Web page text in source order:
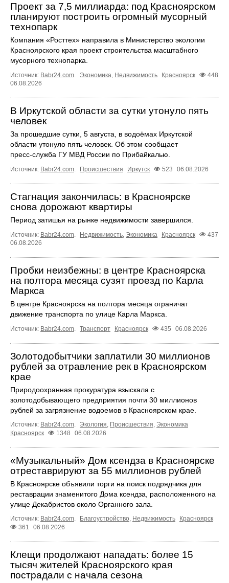
Проект за 7,5 миллиарда: под Красноярском
планируют построить огромный мусорный
технопарк
Компания «Росттех» направила в Министерство экологии
Красноярского края проект строительства масштабного
мусорного технопарка.
Источник: Babr24.com Экономика Недвижимость Красноярск
448
06.08.2026
В Иркутской области за сутки утонуло пять
человек
За прошедшие сутки, 5 августа, в водоёмах Иркутской
области утонуло пять человек. Об этом сообщает
пресс‑служба ГУ МВД России по Прибайкалью.
Источник: Babr24.com Происшествия Иркутск 523 06.08.2026
Стагнация закончилась: в Красноярске
снова дорожают квартиры
Период затишья на рынке недвижимости завершился.
Источник: Babr24.com. Недвижимость, Экономика Красноярск
437
06.08.2026
Пробки неизбежны: в центре Красноярска
на полтора месяца сузят проезд по Карла
Маркса
В центре Красноярска на полтора месяца ограничат
движение транспорта по улице Карла Маркса.
Источник: Babr24.com. Транспорт Красноярск 435 06.08.2026
Золотодобытчики заплатили 30 миллионов
рублей за отравление рек в Красноярском
крае
Природоохранная прокуратура взыскала с
золотодобывающего предприятия почти 30 миллионов
рублей за загрязнение водоемов в Красноярском крае.
Источник: Babr24.com. Экология, Происшествия, Экономика
Красноярск
1348 06.08.2026
«Музыкальный» Дом ксендза в Красноярске
отреставрируют за 55 миллионов рублей
В Красноярске объявили торги на поиск подрядчика для
реставрации знаменитого Дома ксендза, расположенного на
улице Декабристов около Органного зала.
Источник: Babr24.com. Благоустройство, Недвижимость
Красноярск
361
06.08.2026
Клещи продолжают нападать: более 15
тысяч жителей Красноярского края
пострадали с начала сезона